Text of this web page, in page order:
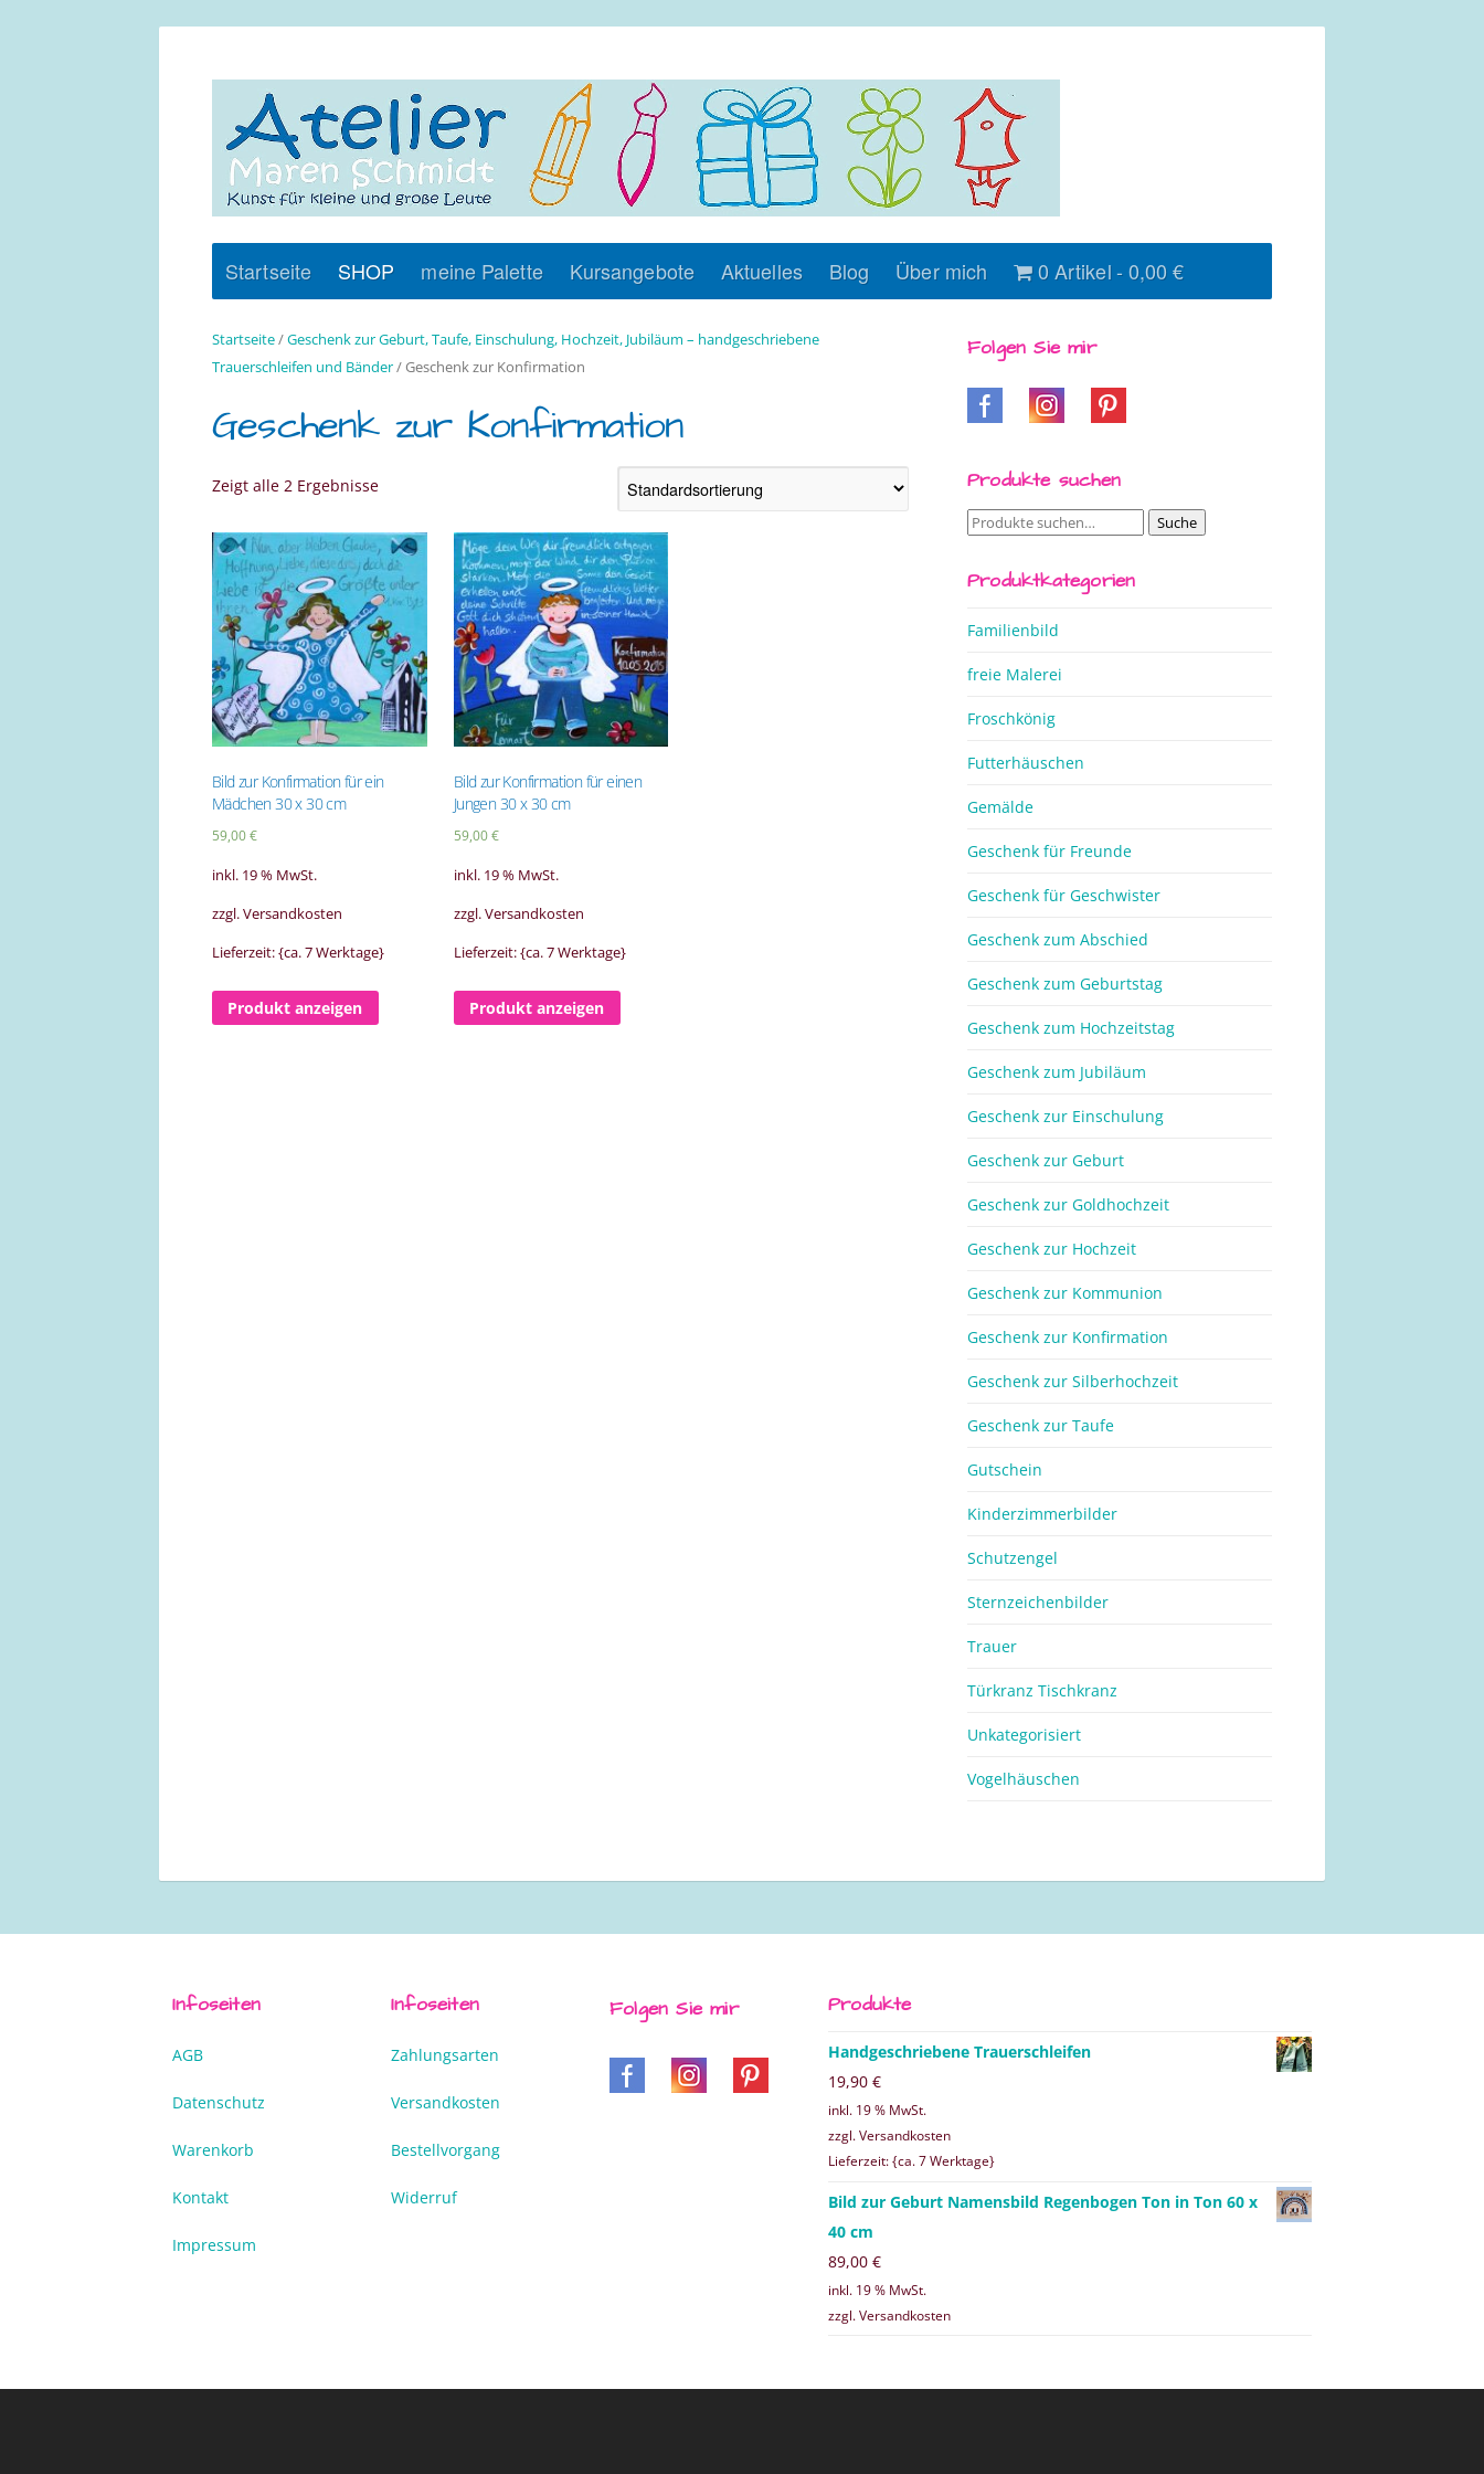
Startseite SHOP meine Palette Kursangebote Aktuelles Blog Über mich 0 Artikel 0,00 €
Startseite/Geschenk zur Geburt, Taufe, Einschulung, Hochzeit, Jubiläum – handgeschriebene
Trauerschleifen und Bänder/ Geschenk zur Konfirmation
Geschenk zur Konfirmation
Zeigt alle 2 Ergebnisse
Bild zur Konfirmation für ein
Mädchen 30 x 30 cm
59,00€
inkl. 19 % MwSt.
zzgl. Versandkosten
Lieferzeit: {ca. 7 Werktage}
Produkt anzeigen
Bild zur Konfirmation für einen
Jungen 30 x 30 cm
59,00€
inkl. 19 % MwSt.
zzgl. Versandkosten
Lieferzeit: {ca. 7 Werktage}
Produkt anzeigen
Folgen Sie mir
Produkte suchen
Suche
Suche
Produktkategorien
Familienbild
freie Malerei
Froschkönig
Futterhäuschen
Gemälde
Geschenk für Freunde
Geschenk für Geschwister
Geschenk zum Abschied
Geschenk zum Geburtstag
Geschenk zum Hochzeitstag
Geschenk zum Jubiläum
Geschenk zur Einschulung
Geschenk zur Geburt
Geschenk zur Goldhochzeit
Geschenk zur Hochzeit
Geschenk zur Kommunion
Geschenk zur Konfirmation
Geschenk zur Silberhochzeit
Geschenk zur Taufe
Gutschein
Kinderzimmerbilder
Schutzengel
Sternzeichenbilder
Trauer
Türkranz Tischkranz
Unkategorisiert
Vogelhäuschen
Infoseiten
AGB
Datenschutz
Warenkorb
Kontakt
Impressum
Infoseiten
Zahlungsarten
Versandkosten
Bestellvorgang
Widerruf
Folgen Sie mir Produkte
Handgeschriebene Trauerschleifen
19,90 €
inkl. 19 % MwSt.
zzgl. Versandkosten
Lieferzeit: {ca. 7 Werktage}
Bild zur Geburt Namensbild Regenbogen Ton in Ton 60 x
40 cm
89,00 €
inkl. 19 % MwSt.
zzgl. Versandkosten